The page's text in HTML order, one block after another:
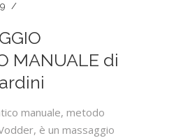
MANUALE di
manuale, metodo
è un massaggio